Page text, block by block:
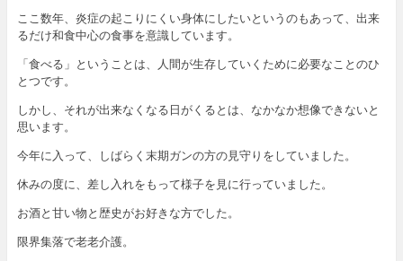
ここ数年、炎症の起こりにくい身体にしたいというのもあって、出来
るだけ和食中心の食事を意識しています。
「食べる」ということは、人間が生存していくために必要なことのひ
とつです。
しかし、それが出来なくなる日がくるとは、なかなか想像できないと
思います。
今年に入って、しばらく末期ガンの方の見守りをしていました。
休みの度に、差し入れをもって様子を見に行っていました。
お酒と甘い物と歴史がお好きな方でした。
限界集落で老老介護。